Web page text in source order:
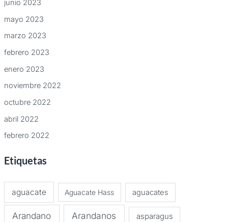
junio 2023
mayo 2023
marzo 2023
febrero 2023
enero 2023
noviembre 2022
octubre 2022
abril 2022
febrero 2022
Etiquetas
aguacate Aguacate Hass aguacates
Arandano Arandanos asparagus